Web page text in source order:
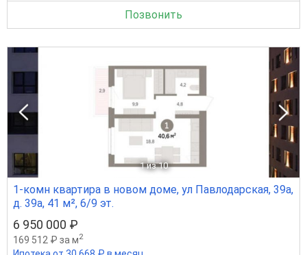
Позвонить
1 из 10
1-комн квартира в новом доме, ул Павлодарская, 39а,
д. 39а, 41 м², 6/9 эт.
6 950 000 ₽
169 512 ₽ за м2